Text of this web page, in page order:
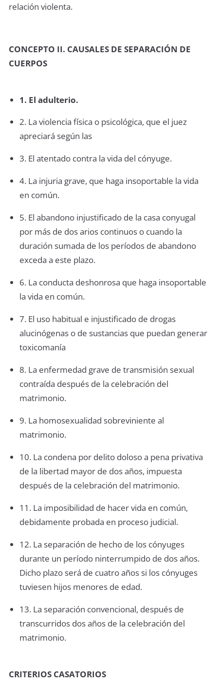
relación violenta.
CONCEPTO II. CAUSALES DE SEPARACIÓN DE
CUERPOS
1. El adulterio.
2. La violencia física o psicológica, que el juez
apreciará según las
3. El atentado contra la vida del cónyuge.
4. La injuria grave, que haga insoportable la vida
en común.
5. El abandono injustificado de la casa conyugal
por más de dos arios continuos o cuando la
duración sumada de los períodos de abandono
exceda a este plazo.
6. La conducta deshonrosa que haga insoportable
la vida en común.
7. El uso habitual e injustificado de drogas
alucinógenas o de sustancias que puedan generar
toxicomanía
8. La enfermedad grave de transmisión sexual
contraída después de la celebración del
matrimonio.
9. La homosexualidad sobreviniente al
matrimonio.
10. La condena por delito doloso a pena privativa
de la libertad mayor de dos años, impuesta
después de la celebración del matrimonio.
11. La imposibilidad de hacer vida en común,
debidamente probada en proceso judicial.
12. La separación de hecho de los cónyuges
durante un período ninterrumpido de dos años.
Dicho plazo será de cuatro años si los cónyuges
tuviesen hijos menores de edad.
13. La separación convencional, después de
transcurridos dos años de la celebración del
matrimonio.
CRITERIOS CASATORIOS